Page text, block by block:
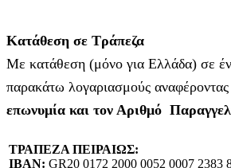
Κατάθεση σε Τράπεζα
Με κατάθεση (μόνο για Ελλάδα) σε
παρακάτω λογαριασμούς αναφέροντας
επωνυμία και τον Αριθμό
ΤΡΑΠΕΖΑ ΠΕΙΡΑΙΩΣ:
IBAN: GR20 0172 2000 0052 0007 2383